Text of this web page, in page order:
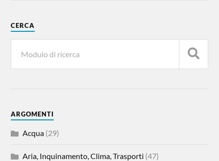
CERCA
ARGOMENTI
Acqua (29)
Aria, Inquinamento, Clima, Trasporti (47)